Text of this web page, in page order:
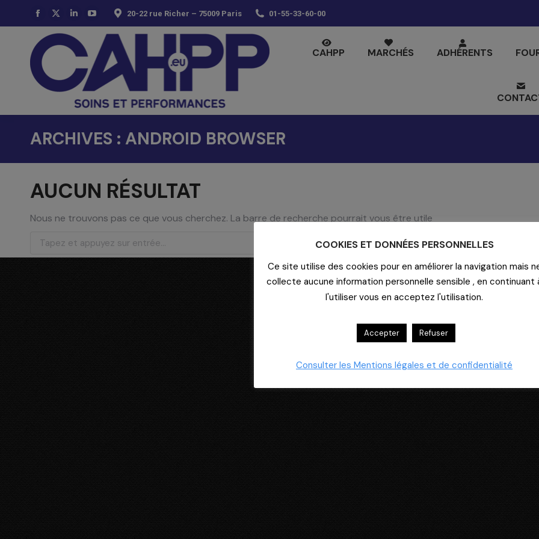
La
page
Facebook
s'ouvre
dans
nouvelle
fenêtre
La
page
s'ouvre
dans
nouvelle
fenêtre
La
page
LinkedIn
s'ouvre
dans
une
nouvelle
fenêtre
La
page
YouTube
s'ouvre
dans
une
nouvelle
fenêtre
20-22 rue Richer – 75009 Paris 01-55-33-60-00
CAHPP MARCHÉS ADHÉRENTS
ARCHIVES : ANDROID BROWSER
AUCUN RÉSULTAT
Nous ne trouvons pas ce que vous cherchez. La barre de recherche pourrait vous être utile
Recherche
COOKIES ET DONNÉES PERSONNELLES
Ce site utilise des cookies pour en améliorer la navigation mais
collecte aucune information personnelle sensible , en continuant
l'utiliser vous en acceptez l'utilisation.
Accepter Refuser
Consulter les Mentions légales et de confidentialité